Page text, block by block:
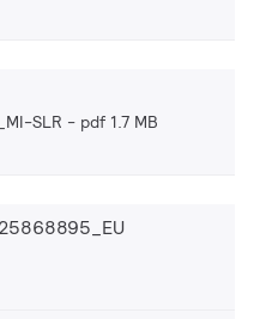
SLR pdf 1.7 MB